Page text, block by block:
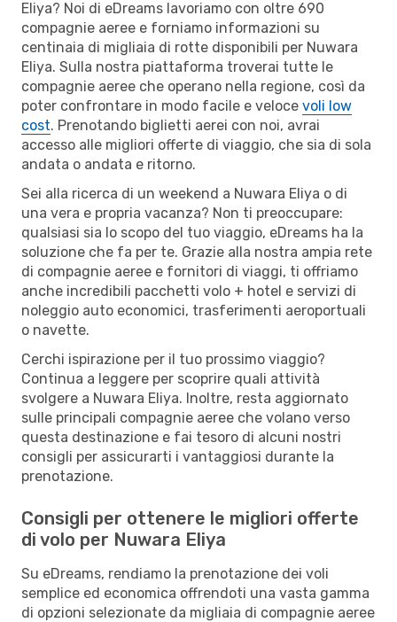
Eliya? Noi di eDreams lavoriamo con oltre 690
compagnie aeree e forniamo informazioni su
centinaia di migliaia di rotte disponibili per Nuwara
Eliya. Sulla nostra piattaforma troverai tutte le
compagnie aeree che operano nella regione, così da
poter confrontare in modo facile e veloce voli low
cost. Prenotando biglietti aerei con noi, avrai
accesso alle migliori offerte di viaggio, che sia di sola
andata o andata e ritorno.
Sei alla ricerca di un weekend a Nuwara Eliya o di
una vera e propria vacanza? Non ti preoccupare:
qualsiasi sia lo scopo del tuo viaggio, eDreams ha la
soluzione che fa per te. Grazie alla nostra ampia rete
di compagnie aeree e fornitori di viaggi, ti offriamo
anche incredibili pacchetti volo + hotel e servizi di
noleggio auto economici, trasferimenti aeroportuali
o navette.
Cerchi ispirazione per il tuo prossimo viaggio?
Continua a leggere per scoprire quali attività
svolgere a Nuwara Eliya. Inoltre, resta aggiornato
sulle principali compagnie aeree che volano verso
questa destinazione e fai tesoro di alcuni nostri
consigli per assicurarti i vantaggiosi durante la
prenotazione.
Consigli per ottenere le migliori offerte
di volo per Nuwara Eliya
Su eDreams, rendiamo la prenotazione dei voli
semplice ed economica offrendoti una vasta gamma
di opzioni selezionate da migliaia di compagnie aeree